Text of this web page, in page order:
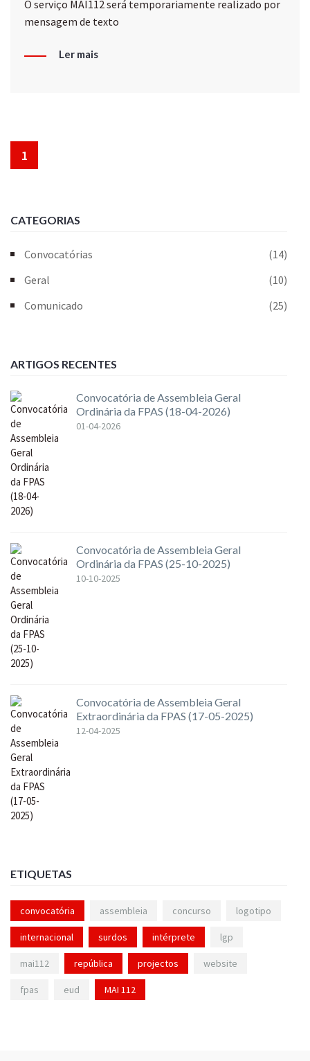
O serviço MAI112 será temporariamente realizado por
mensagem de texto
Ler mais
1
CATEGORIAS
Convocatórias
(14)
Geral
(10)
Comunicado
(25)
ARTIGOS RECENTES
Convocatória de Assembleia Geral
Ordinária da FPAS (18-04-2026)
01-04-2026
Convocatória de Assembleia Geral
Ordinária da FPAS (25-10-2025)
10-10-2025
Convocatória de Assembleia Geral
Extraordinária da FPAS (17-05-2025)
12-04-2025
ETIQUETAS
convocatória assembleia concurso logotipo
internacional surdos intérprete lgp
mai112 república projectos website
fpas eud MAI 112